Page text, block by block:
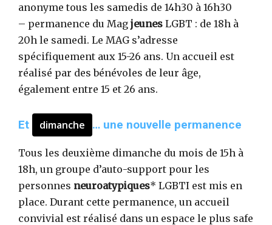
anonyme tous les samedis de 14h30 à 16h30
– permanence du Mag jeunes LGBT : de 18h à
20h le samedi. Le MAG s’adresse
spécifiquement aux 15-26 ans. Un accueil est
réalisé par des bénévoles de leur âge,
également entre 15 et 26 ans.
Et dimanche … une nouvelle permanence
Tous les deuxième dimanche du mois de 15h à
18h, un groupe d’auto-support pour les
personnes neuroatypiques* LGBTI est mis en
place. Durant cette permanence, un accueil
convivial est réalisé dans un espace le plus safe